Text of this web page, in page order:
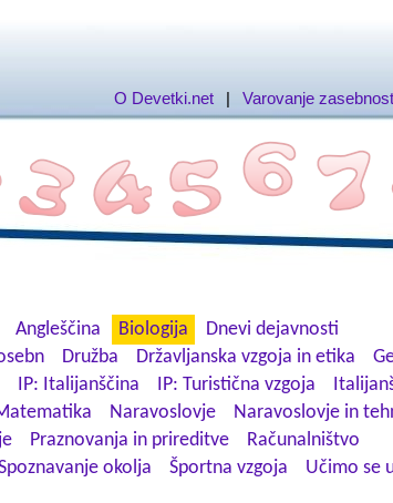
O Devetki.net | Varovanje
Angleščina Biologija
Dnevi dejavnosti
Družba Državljanska vzgoja in etika
IP: Italijanščina IP: Turistična vzgoja
Naravoslovje
Naravoslovje in
Praznovanja in prireditve
Računalništvo
okolja Športna vzgoja
Učimo se